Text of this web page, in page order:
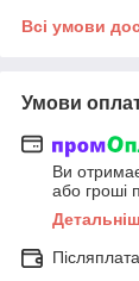
Всі умови
Умови
Ви
або гроші
Післяплата